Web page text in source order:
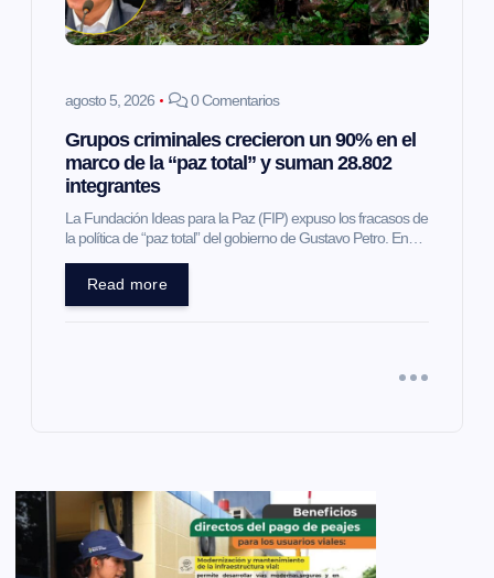
agosto 5, 2026 0 Comentarios
Grupos criminales crecieron un 90% en el
marco de la “paz total” y suman 28.802
integrantes
La Fundación Ideas para la Paz (FIP) expuso los fracasos de
la política de “paz total” del gobierno de Gustavo Petro. En…
Read more